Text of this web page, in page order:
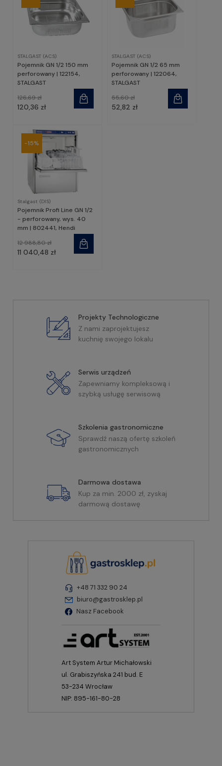
STALGAST (ACS)
Pojemnik GN 1/2 150 mm
perforowany | 122154,
STALGAST
120,36 zł
126,69 zł
STALGAST (ACS)
Pojemnik GN 1/2 65 mm
perforowany | 122064,
STALGAST
52,82 zł
55,60 zł
Stalgast (DIS)
Pojemnik Profi Line GN 1/2
- perforowany, wys. 40
mm | 802441, Hendi
11 040,48 zł
12 988,80 zł
-15%
Projekty Technologiczne
Z nami zaprojektujesz
kuchnię swojego lokalu
Serwis urządzeń
Zapewniamy kompleksową i
szybką usługę serwisową
Szkolenia gastronomiczne
Sprawdź naszą ofertę szkoleń
gastronomicznych
Darmowa dostawa
Kup za min. 2000 zł, zyskaj
darmową dostawę
+48 71 332 90 24
biuro@gastrosklep.pl
Nasz Facebook
Art System Artur Michałowski
ul. Grabiszyńska 241 bud. E
53-234 Wrocław
NIP: 895-161-80-28